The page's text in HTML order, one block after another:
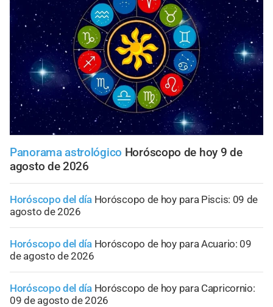
Panorama astrológico Horóscopo de hoy 9 de
agosto de 2026
Horóscopo del día Horóscopo de hoy para Piscis: 09 de
agosto de 2026
Horóscopo del día Horóscopo de hoy para Acuario: 09
de agosto de 2026
Horóscopo del día Horóscopo de hoy para Capricornio:
09 de agosto de 2026